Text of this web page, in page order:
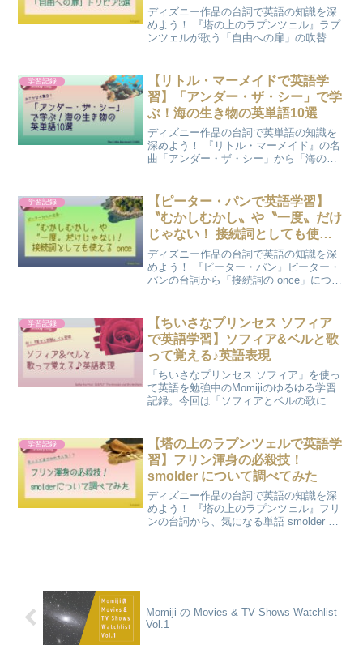
ディズニー作品の台詞で英語の知識を深
めよう！ 『塔の上のラプンツェル』ラプ
ンツェルが歌う「自由への扉」の吹替と
学習記録
【リトル・マーメイドで英語学
習】「アンダー・ザ・シー」で学
ぶ！海の生き物の英単語10選
ディズニー作品の台詞で英単語の知識を
深めよう！ 『リトル・マーメイド』の名
曲「アンダー・ザ・シー」から「海の生
学習記録
【ピーター・パンで英語学習】
〝むかしむかし〟や〝一度〟だけ
じゃない！ 接続詞としても使え
る once
ディズニー作品の台詞で英語の知識を深
めよう！ 『ピーター・パン』ピーター・
パンの台詞から「接続詞の once」につい
学習記録
【ちいさなプリンセス ソフィア
で英語学習】ソフィア&ベルと歌
って覚える♪英語表現
「ちいさなプリンセス ソフィア」を使っ
て英語を勉強中のMomijiのゆるゆる学習
記録。今回は「ソフィアとベルの歌に登
学習記録
【塔の上のラプンツェルで英語学
習】フリン渾身の必殺技！
smolder について調べてみた
ディズニー作品の台詞で英語の知識を深
めよう！ 『塔の上のラプンツェル』フリ
ンの台詞から、気になる単語 smolder に
Momiji の Movies & TV Shows Watchlist
Vol.1